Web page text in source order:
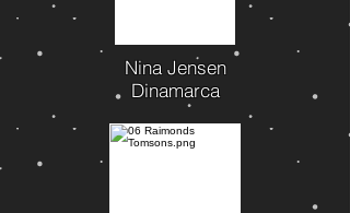
Nina Jensen
Dinamarca